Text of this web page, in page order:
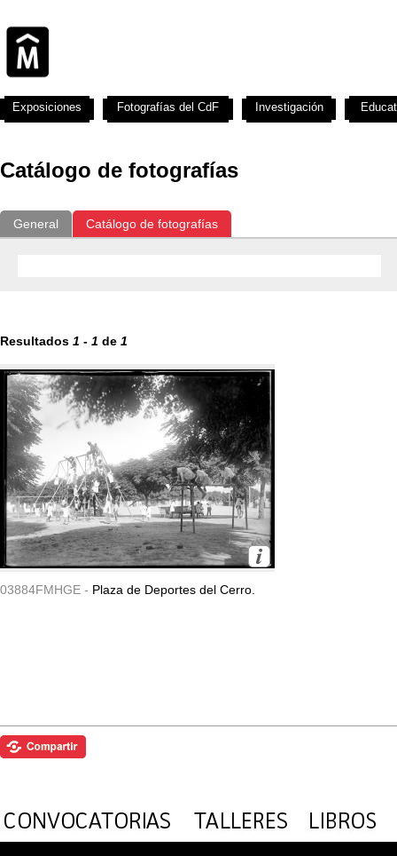
Catálogo de fotografías
General Catálogo de fotografías
Resultados 1 - 1 de 1
03884FMHGE - Plaza de Deportes del Cerro.
Exposiciones Fotografías del CdF Investigación